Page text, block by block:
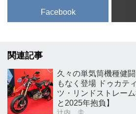
Facebook
関連記事
久々の単気筒機種健
もなく登場 ドゥカテ
ツ・リンドストレー
と2025年抱負】